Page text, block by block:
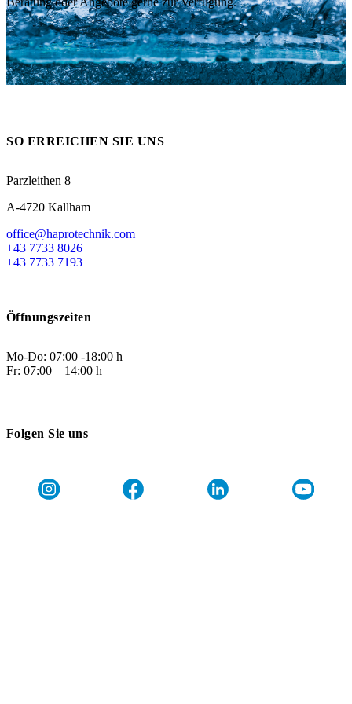
Messen
Videos / Downloads
HT Plus
Hochdruckpumpen
SO ERREICHEN SIE UNS
Parzleithen 8
A-4720 Kallham
office@haprotechnik.com
+43 7733 8026
+43 7733 7193
Öffnungszeiten
Mo-Do: 07:00 -18:00 h
Fr: 07:00 – 14:00 h
Folgen Sie uns